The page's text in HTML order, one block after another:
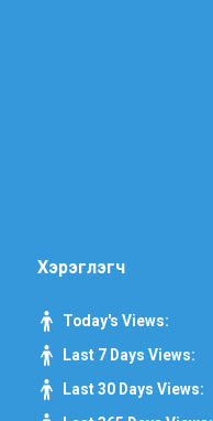
Хэрэглэгч
Today's Views:
Last 7 Days Views:
Last 30 Days Views: